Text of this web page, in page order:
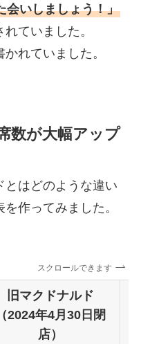
会いしましょう！」
ていました。
れていました。
数が大幅アップ
とはどのような違い
作ってみました。
スクロールできます
旧マクドナルド
（2024年4月30日閉
店）